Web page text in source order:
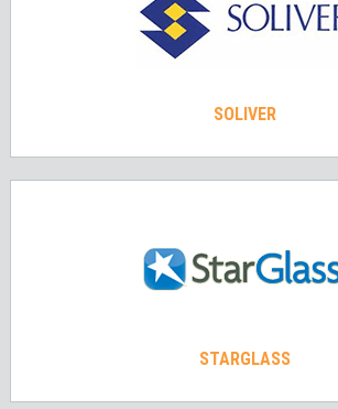
SOLIVER
STARGLASS